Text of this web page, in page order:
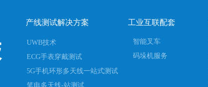
产线测试解决方案
UWB技术
ECG手表穿戴测试
5G手机环形多天线一站式测试
笔电多天线-站测试
智能叉车
码垛机服务
工业互联配套